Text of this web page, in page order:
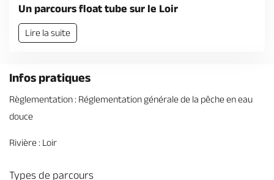
Brochures & Cartes
Un parcours float tube sur le Loir
Lire la suite
Infos pratiques
Règlementation : Réglementation générale de la pêche en eau
douce
Rivière : Loir
Types de parcours